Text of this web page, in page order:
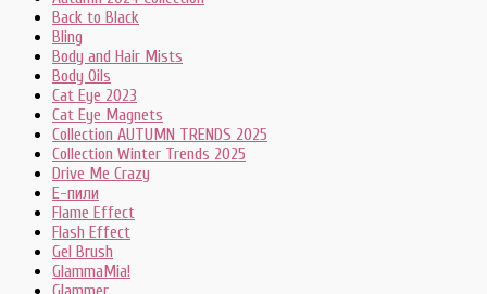
Back to Black
Bling
Body and Hair Mists
Body Oils
Cat Eye 2023
Cat Eye Magnets
Collection AUTUMN TRENDS 2025
Collection Winter Trends 2025
Drive Me Crazy
E-пили
Flame Effect
Flash Effect
Gel Brush
GlammaMia!